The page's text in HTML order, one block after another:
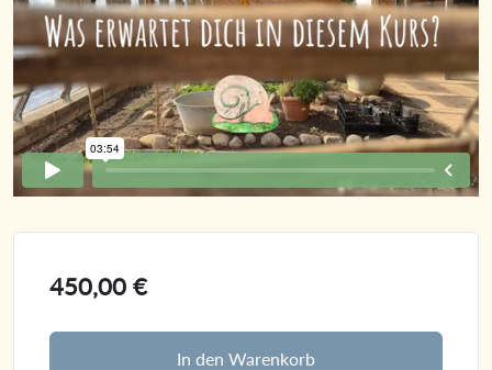
450,00 €
In den Warenkorb